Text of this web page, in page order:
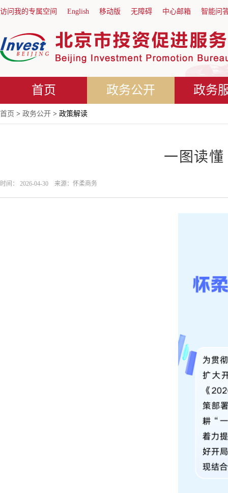
访问我的专属空间 English 移动版 无障碍 中心邮箱 智能问
首页 政务公开 政务
首页 > 政务公开 > 政策解读
一图读懂
时间： 2026-04-30 来源：怀柔商务